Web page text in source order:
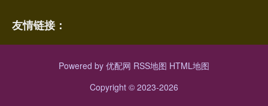
友情链接：
Powered by 优配网 RSS地图 HTML地图
Copyright © 2023-2026